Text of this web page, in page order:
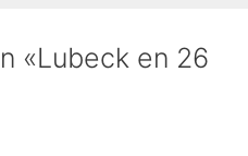
«Lubeck en 26